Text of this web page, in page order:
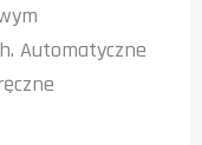
Automatyczne